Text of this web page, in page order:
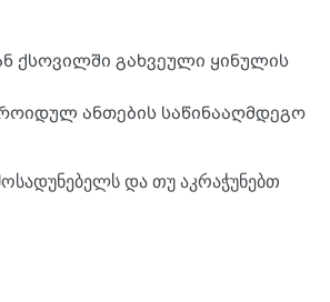
ქსოვილში გახვეული ყინულის
ანთების საწინააღმდეგო
და თუ აკრაჭუნებთ